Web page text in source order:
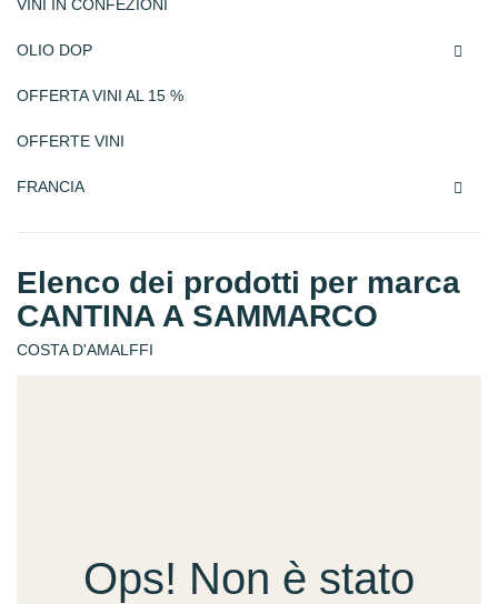
VINI IN CONFEZIONI
OLIO DOP 
OFFERTA VINI AL 15 %
OFFERTE VINI
FRANCIA 
Elenco dei prodotti per marca
CANTINA A SAMMARCO
COSTA D'AMALFFI
Ops! Non è stato